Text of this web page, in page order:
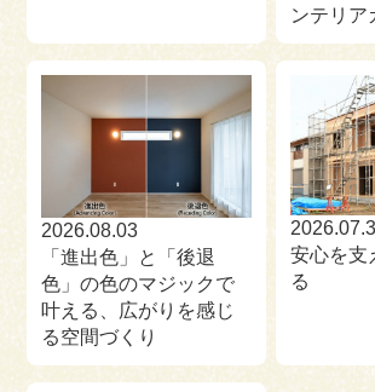
ンテリア
2026.08.03
「進出色」と「後退
色」の色のマジックで
叶える、広がりを感じ
る空間づくり
安心を支
る